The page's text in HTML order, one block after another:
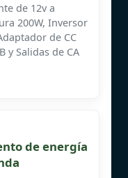
de 12v a
200W, Inversor
de CC
y Salidas de CA
de energía